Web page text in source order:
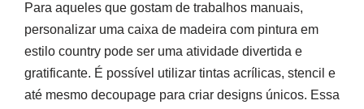
Para aqueles que gostam de trabalhos manuais,
personalizar uma caixa de madeira com pintura em
estilo country pode ser uma atividade divertida e
gratificante. É possível utilizar tintas acrílicas, stencil e
até mesmo decoupage para criar designs únicos. Essa